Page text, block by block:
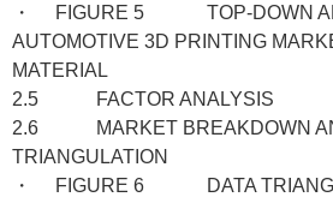
・ FIGURE 5 TOP-DOWN
AUTOMOTIVE 3D PRINTING
MATERIAL
2.5 FACTOR ANALYSIS
2.6 MARKET BREAKDOWN
TRIANGULATION
・ FIGURE 6 DATA